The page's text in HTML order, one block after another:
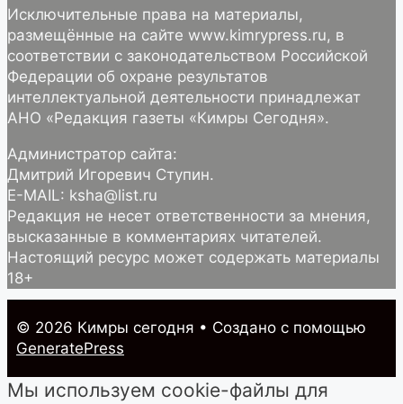
Исключительные права на материалы,
размещённые на сайте www.kimrypress.ru, в
соответствии с законодательством Российской
Федерации об охране результатов
интеллектуальной деятельности принадлежат
АНО «Редакция газеты «Кимры Сегодня».
Администратор сайта:
Дмитрий Игоревич Ступин.
E-MAIL: ksha@list.ru
Редакция не несет ответственности за мнения,
высказанные в комментариях читателей.
Настоящий ресурс может содержать материалы
18+
© 2026 Кимры cегодня • Создано с помощью
GeneratePress
Мы используем cookie-файлы для